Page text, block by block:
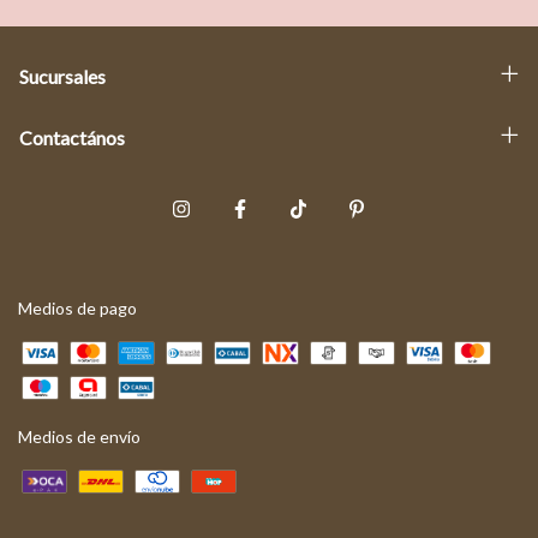
Sucursales
Contactános
Medios de pago
Medios de envío